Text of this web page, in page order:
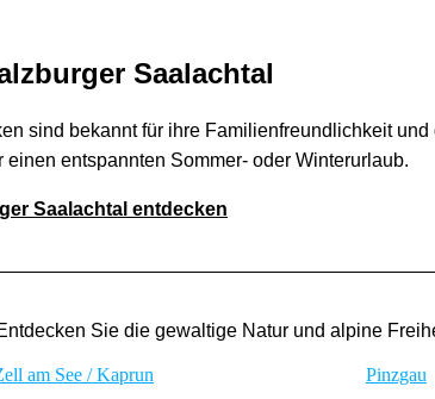
Saalachtal
sind bekannt für ihre Familienfreundlichkeit
einen entspannten Sommer- oder Winterurlaub.
Saalachtal entdecken
Sie die gewaltige Natur und alpine
am See / Kaprun Pinzgau